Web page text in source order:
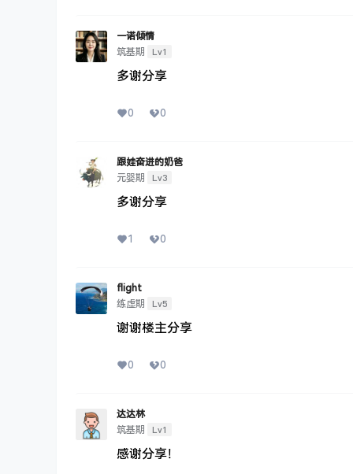
一诺倾情
筑基期
Lv1
多谢分享
0 0
跟娃奋进的奶爸
元婴期
Lv3
多谢分享
1 0
flight
练虚期
Lv5
谢谢楼主分享
0 0
达达林
筑基期
Lv1
感谢分享！